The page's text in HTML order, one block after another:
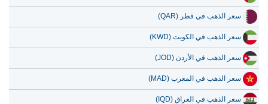
سعر الذهب في قطر (QAR)
سعر الذهب في الكويت (KWD)
سعر الذهب في الأردن (JOD)
سعر الذهب في المغرب (MAD)
سعر الذهب في العراق (IQD)